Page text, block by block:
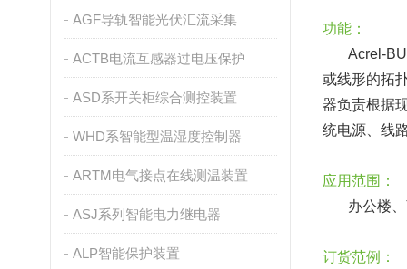
AGF导轨智能光伏汇流采集
ACTB电流互感器过电压保护
ASD系开关柜综合测控装置
WHD系智能型温湿度控制器
ARTM电气接点在线测温装置
ASJ系列智能电力继电器
ALP智能保护装置
功能：
Acrel-
或线形的拓
器负责根据
统电源、线
应用范围：
办公楼
订货范例：